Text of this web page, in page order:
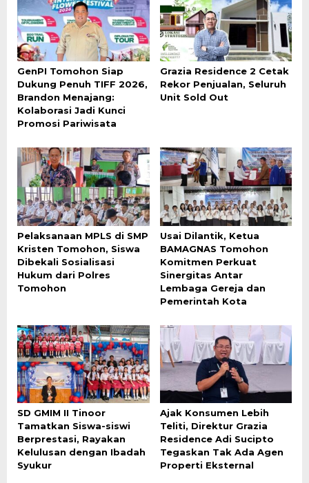
GenPI Tomohon Siap
Dukung Penuh TIFF 2026,
Brandon Menajang:
Kolaborasi Jadi Kunci
Promosi Pariwisata
Grazia Residence 2 Cetak
Rekor Penjualan, Seluruh
Unit Sold Out
Pelaksanaan MPLS di SMP
Kristen Tomohon, Siswa
Dibekali Sosialisasi
Hukum dari Polres
Tomohon
Usai Dilantik, Ketua
BAMAGNAS Tomohon
Komitmen Perkuat
Sinergitas Antar
Lembaga Gereja dan
Pemerintah Kota
SD GMIM II Tinoor
Tamatkan Siswa-siswi
Berprestasi, Rayakan
Kelulusan dengan Ibadah
Syukur
Ajak Konsumen Lebih
Teliti, Direktur Grazia
Residence Adi Sucipto
Tegaskan Tak Ada Agen
Properti Eksternal